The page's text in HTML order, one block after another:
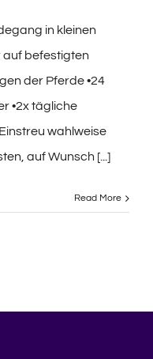
in kleinen
auf befestigten
der Pferde •24
•2x tägliche
wahlweise
auf Wunsch [...]
Read More